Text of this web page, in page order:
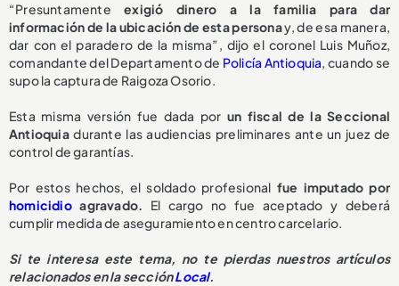
“Presuntamenteexigió dinero a la familia para dar
información de la ubicación de esta personay, de esa manera,
dar con el paradero de la misma”, dijo el coronel Luis Muñoz,
comandante del Departamento de Policía Antioquia, cuando se
supo la captura de Raigoza Osorio.
Esta misma versión fue dada por un fiscal de la Seccional
Antioquiadurante las audiencias preliminares ante un juez de
control de garantías.
Por estos hechos, el soldado profesional fue imputado por
homicidioagravado. El cargo no fue aceptado y deberá
cumplir medida de aseguramiento en centro carcelario.
Si te interesa este tema, no te pierdas nuestros artículos
relacionados en la secciónLocal.